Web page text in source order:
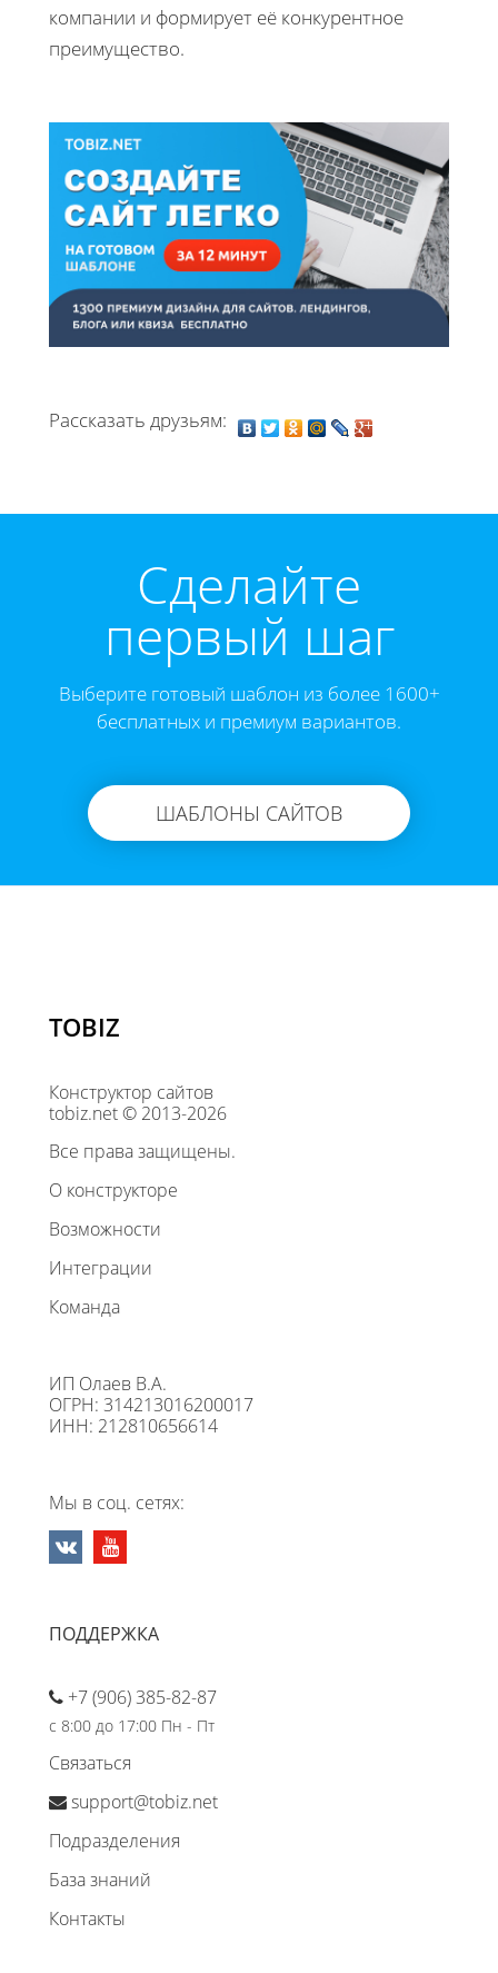
компании и формирует её конкурентное
преимущество.
Рассказать друзьям:
Cделайте
первый шаг
Выберите готовый шаблон из более 1600+
бесплатных и премиум вариантов.
ШАБЛОНЫ САЙТОВ
TOBIZ
Конструктор сайтов
tobiz.net © 2013-2026
Все права защищены.
О конструкторе
Возможности
Интеграции
Команда
ИП Олаев В.А.
ОГРН: 314213016200017
ИНН: 212810656614
Мы в соц. сетях:
ПОДДЕРЖКА
+7 (906) 385-82-87
с 8:00 до 17:00 Пн - Пт
Связаться
support@tobiz.net
Подразделения
База знаний
Контакты